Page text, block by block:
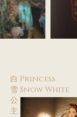
白 Princess
雪 Snow White
公
主